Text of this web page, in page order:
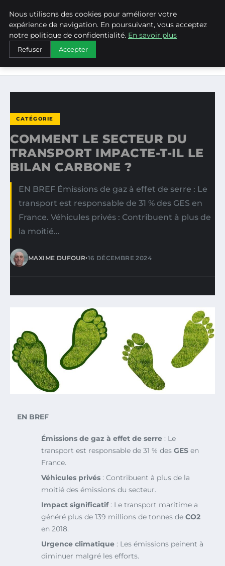
WEARECLIMATECONTROL
ACCUEIL
CATÉGORIE
COMMENT LE SECTEUR DU TRANSPORT IMPACTE-T-IL LE
CATÉGORIE
COMMENT LE SECTEUR DU
TRANSPORT IMPACTE-T-IL LE
BILAN CARBONE ?
EN BREF Émissions de gaz à effet de serre : Le
transport est responsable de 31 % des GES en
France. Véhicules privés : Contribuent à plus de
la moitié…
MAXIME DUFOUR•16 DÉCEMBRE 2024
EN BREF
Émissions de gaz à effet de serre : Le
transport est responsable de 31 % des GES en
France.
Véhicules privés : Contribuent à plus de la
moitié des émissions du secteur.
Impact significatif: Le transport maritime a
généré plus de 139 millions de tonnes de CO2
en 2018.
Urgence climatique : Les émissions peinent à
diminuer malgré les efforts.
Nous utilisons des cookies pour améliorer votre
expérience de navigation. En poursuivant, vous acceptez
notre politique de confidentialité. En savoir plus
Refuser Accepter